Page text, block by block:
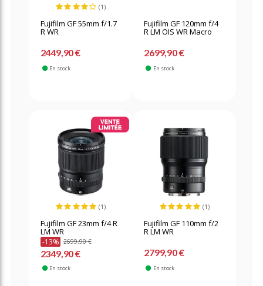
(1)
Fujifilm GF 55mm f/1.7
R WR
2449,90 €
En stock
Fujifilm GF 120mm f/4
R LM OIS WR Macro
2699,90 €
En stock
(1)
Fujifilm GF 23mm f/4 R
LM WR
-13% 2699,90 €
2349,90 €
En stock
(1)
Fujifilm GF 110mm f/2
R LM WR
2799,90 €
En stock